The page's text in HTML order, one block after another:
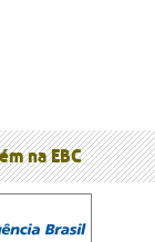
na EBC